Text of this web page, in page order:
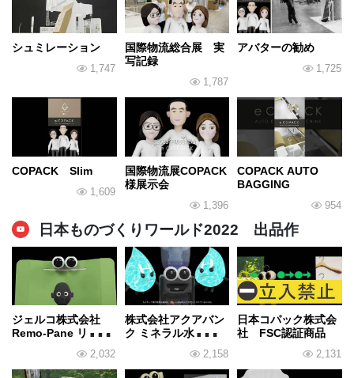
シュミレーション
1,747
国際物流総合展 実
写記録
1,787
アバターの勧め
1,725
COPACK Slim
1,609
国際物流展COPACK
様展示会
1,396
COPACK AUTO
BAGGING
954
日本ものづくりワールド2022 出品作
ジェルコ株式会社
Remo-Pane リモパ
2,032
株式会社アクアバン
ク ミネラル水素水ウ
ォーターサーバー
2,158
日本コパック株式会
社 FSC認証商品
2,131